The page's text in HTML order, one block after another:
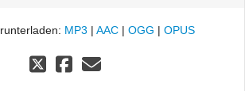
MP3 | AAC | OGG | OPUS